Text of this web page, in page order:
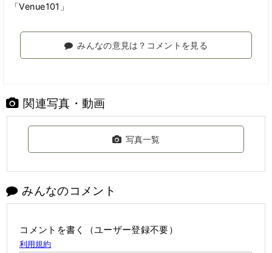
「Venue101」
みんなの意見は？コメントを見る
関連写真・動画
写真一覧
みんなのコメント
コメントを書く（ユーザー登録不要）